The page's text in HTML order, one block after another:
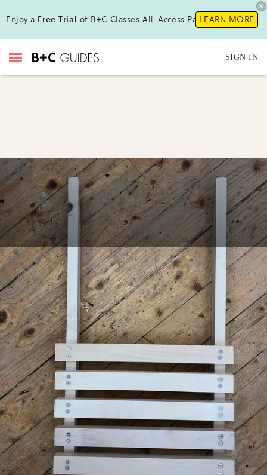
Enjoy a Free Trial of B+C Classes All-Access Pass!LEARN MORE
SIGN IN